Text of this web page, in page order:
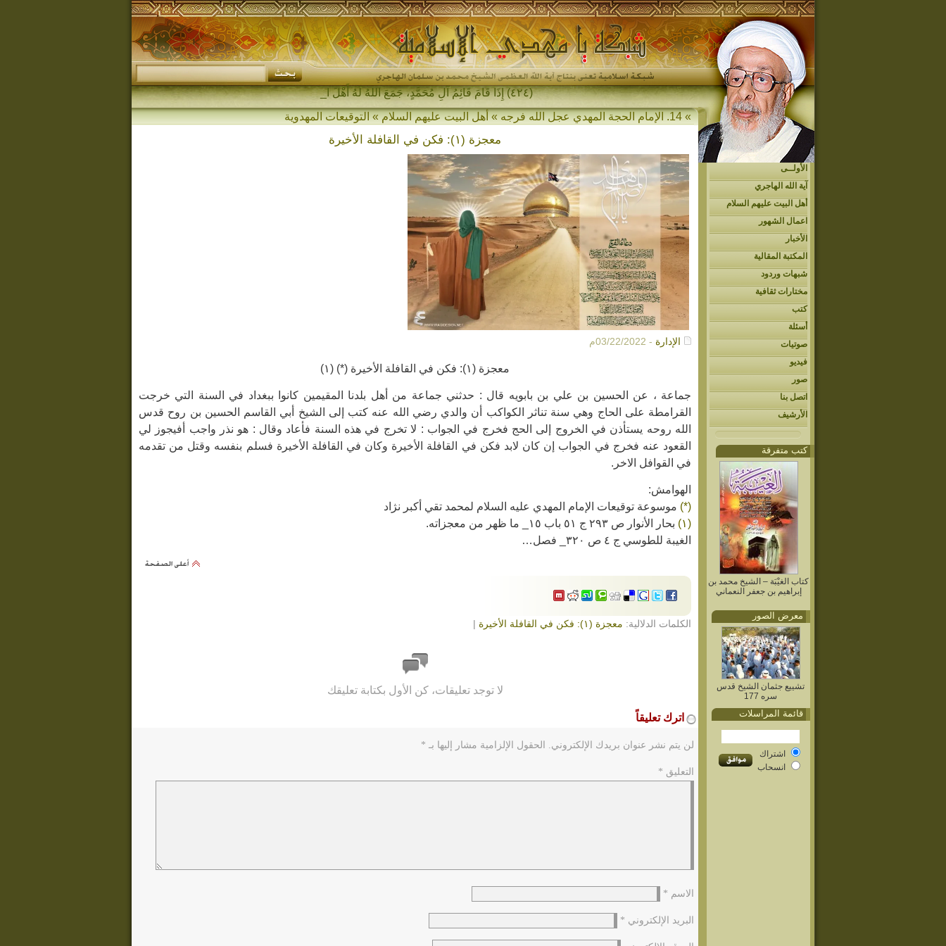
(٤٢٤) إِذَا قَامَ قَائِمُ آلِ مُحَمَّدٍ، جَمَعَ اللهُ لَهُ أَهْلَ المَشْرِقِ-
الأولــى
آية الله الهاجري
أهل البيت عليهم السلام
اعمال الشهور
الأخبار
المكتبة المقالية
شبهات وردود
مختارات ثقافية
كتب
أسئلة
صوتيات
فيديو
صور
اتصل بنا
الأرشيف
كتب متفرقة
كتاب الغيْبَة – الشيخ محمد بن
إبراهيم بن جعفر النعماني
معرض الصور
تشييع جثمان الشيخ قدس
سره 177
قائمة المراسلات
اشتراك
انسحاب
» 14. الإمام الحجة المهدي عجل الله فرجه » أهل البيت عليهم السلام » التوقيعات المهدوية
معجزة (١): فكن في القافلة الأخيرة
الإدارة - 03/22/2022م
معجزة (١): فكن في القافلة الأخيرة (*) (١)
جماعة ، عن الحسين بن علي بن بابويه قال : حدثني جماعة من أهل بلدنا المقيمين كانوا ببغداد في السنة التي خرجت
القرامطة على الحاج وهي سنة تناثر الكواكب أن والدي رضي الله عنه كتب إلى الشيخ أبي القاسم الحسين بن روح قدس
الله روحه يستأذن في الخروج إلى الحج فخرج في الجواب : لا تخرج في هذه السنة فأعاد وقال : هو نذر واجب أفيجوز لي
القعود عنه فخرج في الجواب إن كان لابد فكن في القافلة الأخيرة وكان في القافلة الأخيرة فسلم بنفسه وقتل من تقدمه
في القوافل الاخر.
الهوامش:
(*) موسوعة توقيعات الإمام المهدي عليه السلام لمحمد تقي أكبر نژاد
(١)
بحار الأنوار ص ٢٩٣ ج ٥١ باب ١٥_ ما ظهر من معجزاته.
الغيبة للطوسي ج ٤ ص ٣٢٠_ فصل…
الكلمات الدلالية: معجزة (١): فكن في القافلة الأخيرة |
لا توجد تعليقات، كن الأول بكتابة تعليقك
اترك تعليقاً
لن يتم نشر عنوان بريدك الإلكتروني. الحقول الإلزامية مشار إليها بـ *
التعليق *
الاسم *
البريد الإلكتروني *